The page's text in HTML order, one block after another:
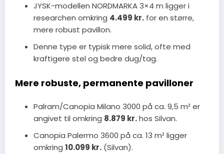
JYSK-modellen NORDMARKA 3×4 m ligger i
researchen omkring 4.499 kr.for en større,
mere robust pavillon.
Denne type er typisk mere solid, ofte med
kraftigere stel og bedre dug/tag.
Mere robuste, permanente pavilloner
Palram/Canopia Milano 3000 på ca. 9,5 m² er
angivet til omkring 8.879 kr.hos Silvan.
Canopia Palermo 3600 på ca. 13 m² ligger
omkring 10.099 kr.(Silvan).